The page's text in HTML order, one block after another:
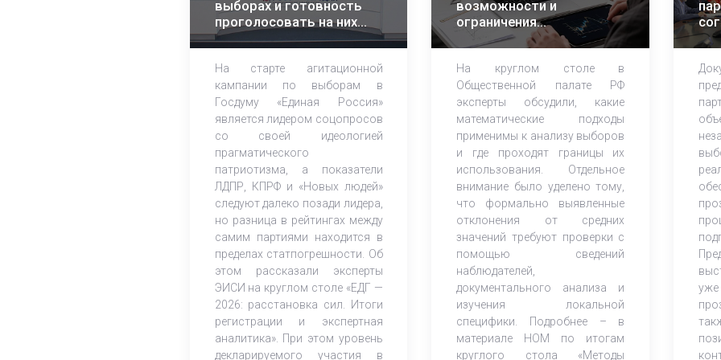
выборах и готовность
проголосовать на них
растет – эксперты ЭИСИ
На старте агитационной
кампании по выборам в
Госдуму «Единая Россия»
является лидером соцопросов
со своей идеологией
прагматического
патриотизма, а показатели
ЛДПР, КПРФ и «Новых людей»
следуют далеко позади лидера,
но разница в рейтингах между
самим партиями находится в
пределах статпогрешности. Об
этом рассказали эксперты
ЭИСИ на круглом столе «ЕДГ —
2026: расстановка сил. Итоги
регистрации и экспертная
аналитика». При этом уровень
декларируемого участия в
возможности и
ограничения
математического
кампаний
На круглом столе в
Общественной палате РФ
эксперты обсудили, какие
математические подходы
применимы к анализу выборов
и где проходят границы их
использования. Отдельное
внимание было уделено тому,
что формально выявленные
отклонения от средних
значений требуют проверки с
помощью сведений
наблюдателей,
документального анализа и
изучения локальной
специфики. Подробнее – в
материале НОМ по итогам
круглого стола «Методы
в
уже